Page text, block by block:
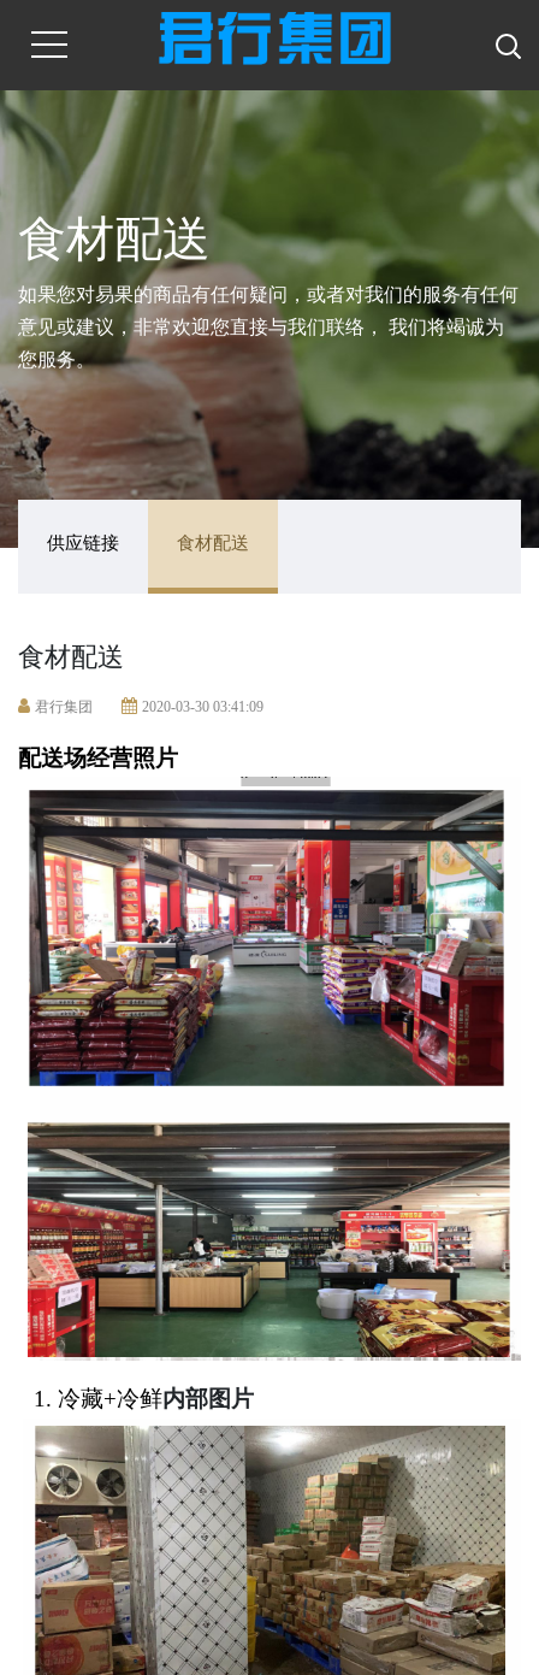
食材配送
如果您对易果的商品有任何疑问，或者对我们的服务有任何
意见或建议，非常欢迎您直接与我们联络， 我们将竭诚为
您服务。
供应链接 食材配送
食材配送
君行集团 2020-03-30 03:41:09
配送场经营照片
1. 冷藏+冷鲜内部图片